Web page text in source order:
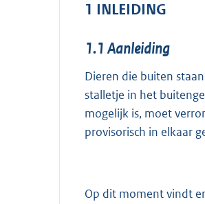
1 INLEIDING
1.1 Aanleiding
Dieren die buiten
stalletje in het
mogelijk is, moet
provisorisch in elkaar
Op dit moment vindt